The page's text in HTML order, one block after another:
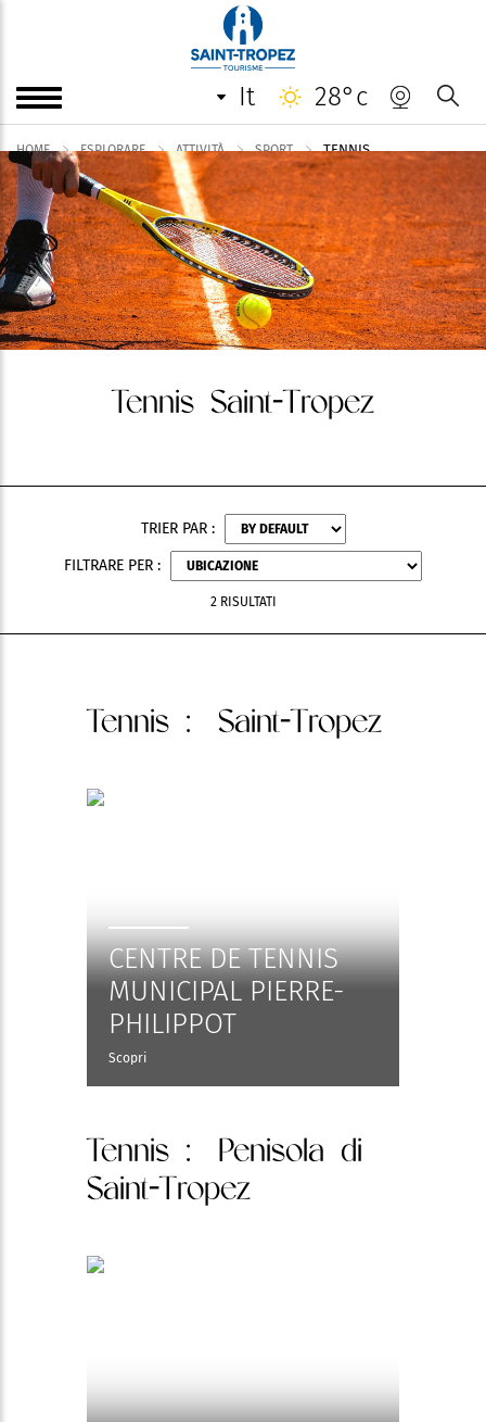
it 28°c
HOME ESPLORARE ATTIVITÀ SPORT TENNIS
Tennis Saint-Tropez
TRIER PAR :
FILTRARE PER :
2 RISULTATI
Tennis : Saint-Tropez
CENTRE DE TENNIS
MUNICIPAL PIERRE-
PHILIPPOT
Scopri
Tennis : Penisola di
Saint-Tropez